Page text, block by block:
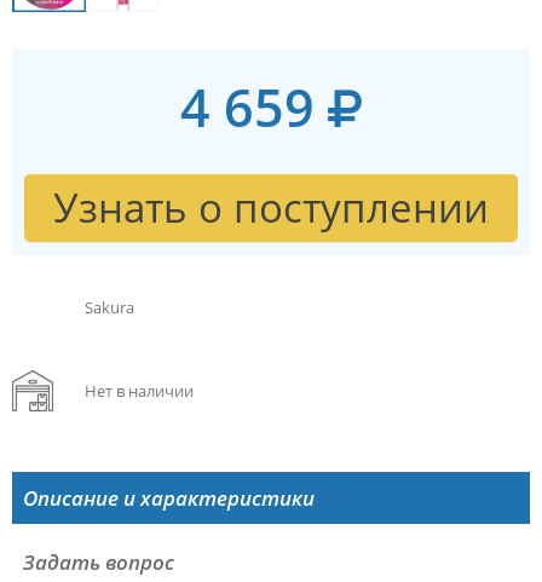
4 659
Узнать о поступлении
Sakura
Нет в наличии
Описание и характеристики
Задать вопрос